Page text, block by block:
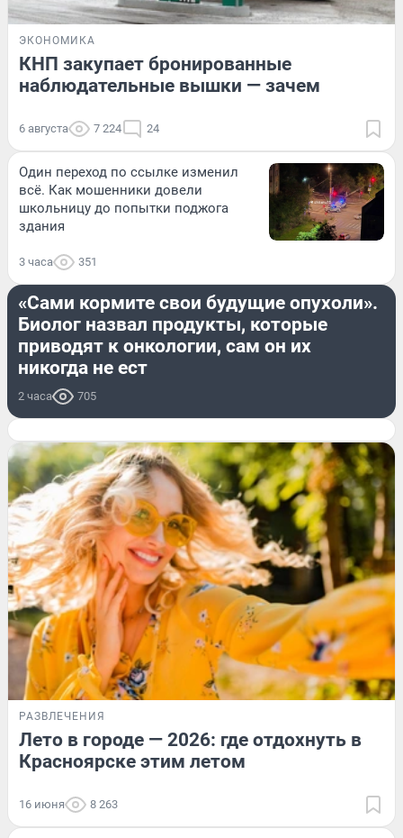
ЭКОНОМИКА
КНП закупает бронированные
наблюдательные вышки — зачем
6 августа 7 224 24
Один переход по ссылке изменил
всё. Как мошенники довели
школьницу до попытки поджога
здания
3 часа 351
ЗДОРОВЬЕ
«Сами кормите свои будущие опухоли».
Биолог назвал продукты, которые
приводят к онкологии, сам он их
никогда не ест
2 часа 705
РАЗВЛЕЧЕНИЯ
Лето в городе — 2026: где отдохнуть в
Красноярске этим летом
16 июня 8 263